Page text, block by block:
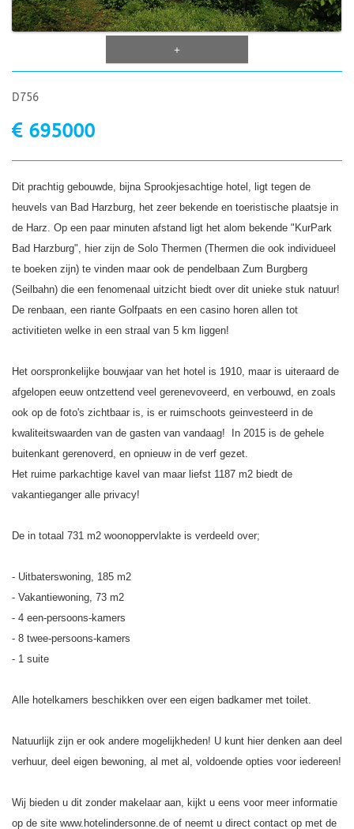
+
D756
695000
Dit prachtig gebouwde, bijna Sprookjesachtige hotel, ligt tegen de
heuvels van Bad Harzburg, het zeer bekende en toeristische plaatsje in
de Harz. Op een paar minuten afstand ligt het alom bekende "KurPark
Bad Harzburg", hier zijn de Solo Thermen (Thermen die ook individueel
te boeken zijn) te vinden maar ook de pendelbaan Zum Burgberg
(Seilbahn) die een fenomenaal uitzicht biedt over dit unieke stuk natuur!
De renbaan, een riante Golfpaats en een casino horen allen tot
activitieten welke in een straal van 5 km liggen!
Het oorspronkelijke bouwjaar van het hotel is 1910, maar is uiteraard de
afgelopen eeuw ontzettend veel gerenevoveerd, en verbouwd, en zoals
ook op de foto's zichtbaar is, is er ruimschoots geinvesteerd in de
kwaliteitswaarden van de gasten van vandaag! In 2015 is de gehele
buitenkant gerenoverd, en opnieuw in de verf gezet.
Het ruime parkachtige kavel van maar liefst 1187 m2 biedt de
vakantieganger alle privacy!
De in totaal 731 m2 woonoppervlakte is verdeeld over;
- Uitbaterswoning, 185 m2
- Vakantiewoning, 73 m2
- 4 een-persoons-kamers
- 8 twee-persoons-kamers
- 1 suite
Alle hotelkamers beschikken over een eigen badkamer met toilet.
Natuurlijk zijn er ook andere mogelijkheden! U kunt hier denken aan deel
verhuur, deel eigen bewoning, al met al, voldoende opties voor iedereen!
Wij bieden u dit zonder makelaar aan, kijkt u eens voor meer informatie
op de site www.hotelindersonne.de of neemt u direct contact op met de